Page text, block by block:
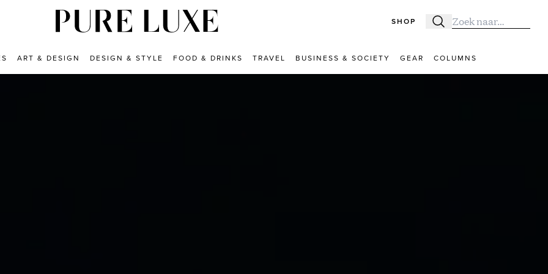
SHOP Zoeken
Zoek naar:
ART & DESIGN DESIGN & STYLE FOOD & DRINKS TRAVEL BUSINESS & SOCIETY GEAR COLUMNS